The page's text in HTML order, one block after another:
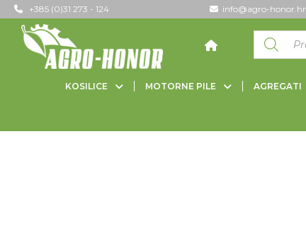
+385 (0)31 273 - 124 info@agro-honor.hr
KOSILICE MOTORNE PILE AGREGATI